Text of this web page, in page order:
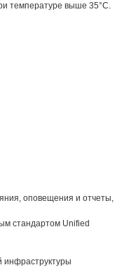
температуре выше 35°C.
оповещения и отчеты,
стандартом Unified
инфраструктуры